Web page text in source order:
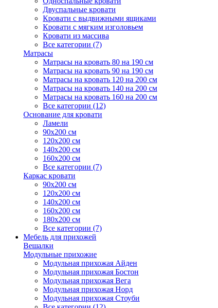
Двуспальные кровати
Кровати с выдвижными ящиками
Кровати с мягким изголовьем
Кровати из массива
Все категории (7)
Матрасы
Матрасы на кровать 80 на 190 см
Матрасы на кровать 90 на 190 см
Матрасы на кровать 120 на 200 см
Матрасы на кровать 140 на 200 см
Матрасы на кровать 160 на 200 см
Все категории (12)
Основание для кровати
Ламели
90х200 см
120х200 см
140х200 см
160х200 см
Все категории (7)
Каркас кровати
90х200 см
120х200 см
140х200 см
160х200 см
180х200 см
Все категории (7)
Мебель для прихожей
Вешалки
Модульные прихожие
Модульная прихожая Айден
Модульная прихожая Бостон
Модульная прихожая Вега
Модульная прихожая Норд
Модульная прихожая Стоуби